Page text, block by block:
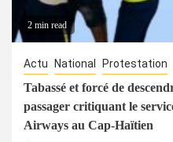
2 min read
Actu National Protestation
Tabassé et forcé de
passager critiquant le
Airways au Cap-Haïtien